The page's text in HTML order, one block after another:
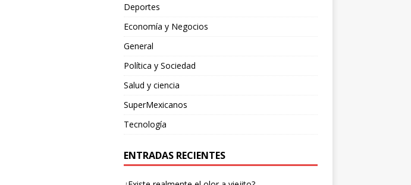
Deportes
Economía y Negocios
General
Política y Sociedad
Salud y ciencia
SuperMexicanos
Tecnología
ENTRADAS RECIENTES